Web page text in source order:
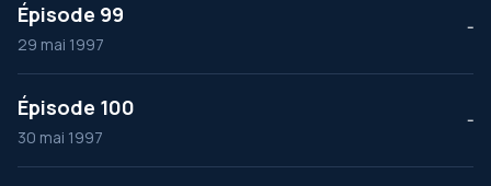
Épisode 99
29 mai 1997
--
Épisode 100
30 mai 1997
--